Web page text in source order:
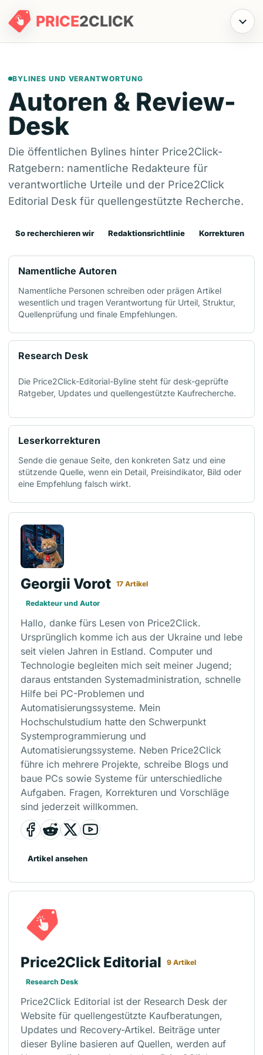
PRICE2CLICK Menü
BYLINES UND VERANTWORTUNG
Autoren & Review-
Desk
Die öffentlichen Bylines hinter Price2Click-
Ratgebern: namentliche Redakteure für
verantwortliche Urteile und der Price2Click
Editorial Desk für quellengestützte Recherche.
So recherchieren wir Redaktionsrichtlinie Korrekturen
Namentliche Autoren
Namentliche Personen schreiben oder prägen Artikel
wesentlich und tragen Verantwortung für Urteil, Struktur,
Quellenprüfung und finale Empfehlungen.
Research Desk
Die Price2Click-Editorial-Byline steht für desk-geprüfte
Ratgeber, Updates und quellengestützte Kaufrecherche.
Leserkorrekturen
Sende die genaue Seite, den konkreten Satz und eine
stützende Quelle, wenn ein Detail, Preisindikator, Bild oder
eine Empfehlung falsch wirkt.
Georgii Vorot 17 Artikel
Redakteur und Autor
Hallo, danke fürs Lesen von Price2Click.
Ursprünglich komme ich aus der Ukraine und lebe
seit vielen Jahren in Estland. Computer und
Technologie begleiten mich seit meiner Jugend;
daraus entstanden Systemadministration, schnelle
Hilfe bei PC-Problemen und
Automatisierungssysteme. Mein
Hochschulstudium hatte den Schwerpunkt
Systemprogrammierung und
Automatisierungssysteme. Neben Price2Click
führe ich mehrere Projekte, schreibe Blogs und
baue PCs sowie Systeme für unterschiedliche
Aufgaben. Fragen, Korrekturen und Vorschläge
sind jederzeit willkommen.
Artikel ansehen
Price2Click Editorial 9 Artikel
Research Desk
Price2Click Editorial ist der Research Desk der
Website für quellengestützte Kaufberatungen,
Updates und Recovery-Artikel. Beiträge unter
dieser Byline basieren auf Quellen, werden auf